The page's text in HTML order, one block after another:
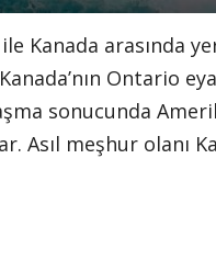
Kanada arasında
Ontario
sonucunda
Asıl meşhur olanı